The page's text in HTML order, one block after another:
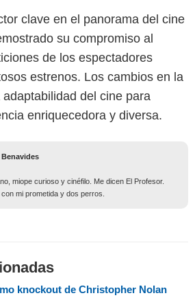
clave en el panorama del cine
su compromiso al
de los espectadores
estrenos. Los cambios en la
del cine para
enriquecedora y diversa.
miope curioso y cinéfilo. Me dicen El Profesor.
mi prometida y dos perros.
knockout de Christopher Nolan